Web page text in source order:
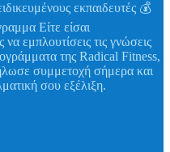
εκπαιδευτές 💰
Είτε είσαι
να εμπλουτίσεις τις γνώσεις
της Radical Fitness,
συμμετοχή σήμερα και
σου εξέλιξη.